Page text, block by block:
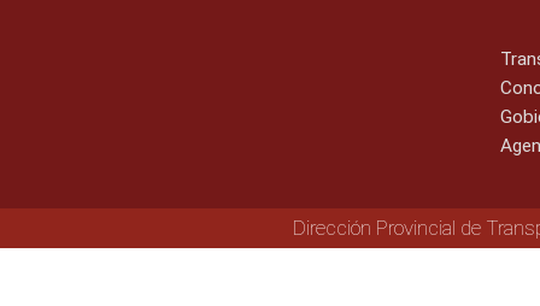
Dirección Provincial de